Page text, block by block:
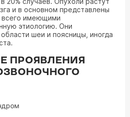
и в основном представлены
всего имеющими
этиологию. Они
шеи и поясницы, иногда
ПРОЯВЛЕНИЯ